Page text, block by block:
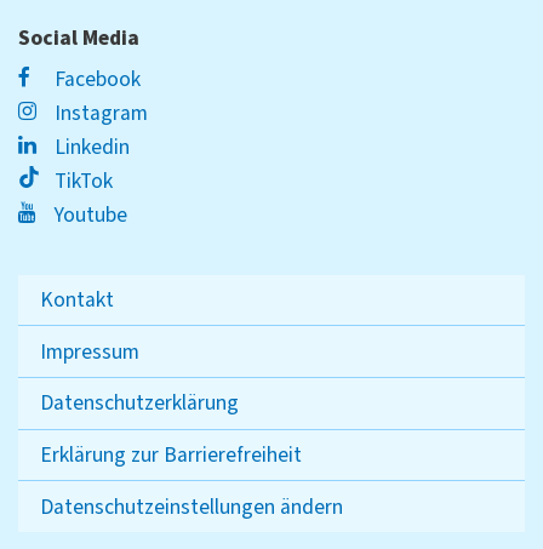
Social Media
Facebook
Instagram
Linkedin
TikTok
Youtube
Kontakt
Impressum
Datenschutzerklärung
Erklärung zur Barrierefreiheit
Datenschutzeinstellungen ändern